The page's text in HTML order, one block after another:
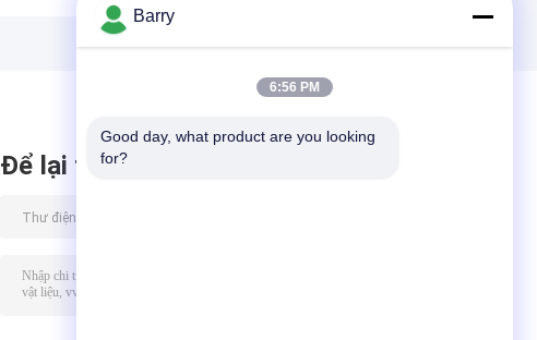
Để lại tin nhắn
Barry
6:56 PM
Good day, what product are you looking
for?